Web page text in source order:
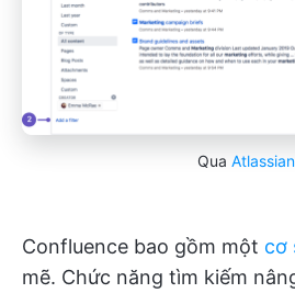
Qua Atlassian
Confluence bao gồm một cơ
mẽ. Chức năng tìm kiếm